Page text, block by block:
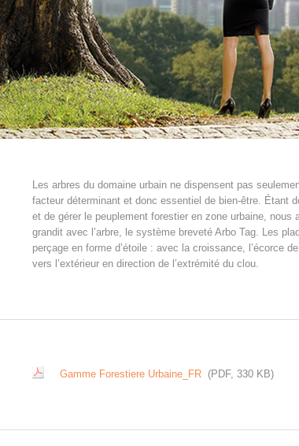
Les arbres du domaine urbain ne dispensent pas
facteur déterminant et donc essentiel de bien-être. Étant
et de gérer le peuplement forestier en zone urbaine,
grandit avec l’arbre, le système breveté Arbo Tag. Les
perçage en forme d’étoile : avec la croissance, l’écorce
vers l’extérieur en direction de l’extrémité du clou.
Gamme Forestiere Urbaine_FR (PDF, 330 KB)